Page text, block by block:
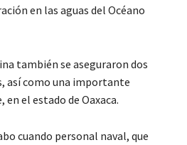
en las aguas del Océano
también se aseguraron dos
así como una importante
el estado de Oaxaca.
cuando personal naval, que